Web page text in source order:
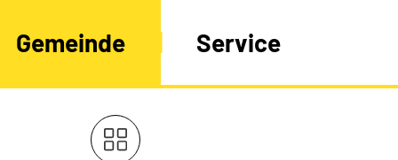
Gemeinde Service